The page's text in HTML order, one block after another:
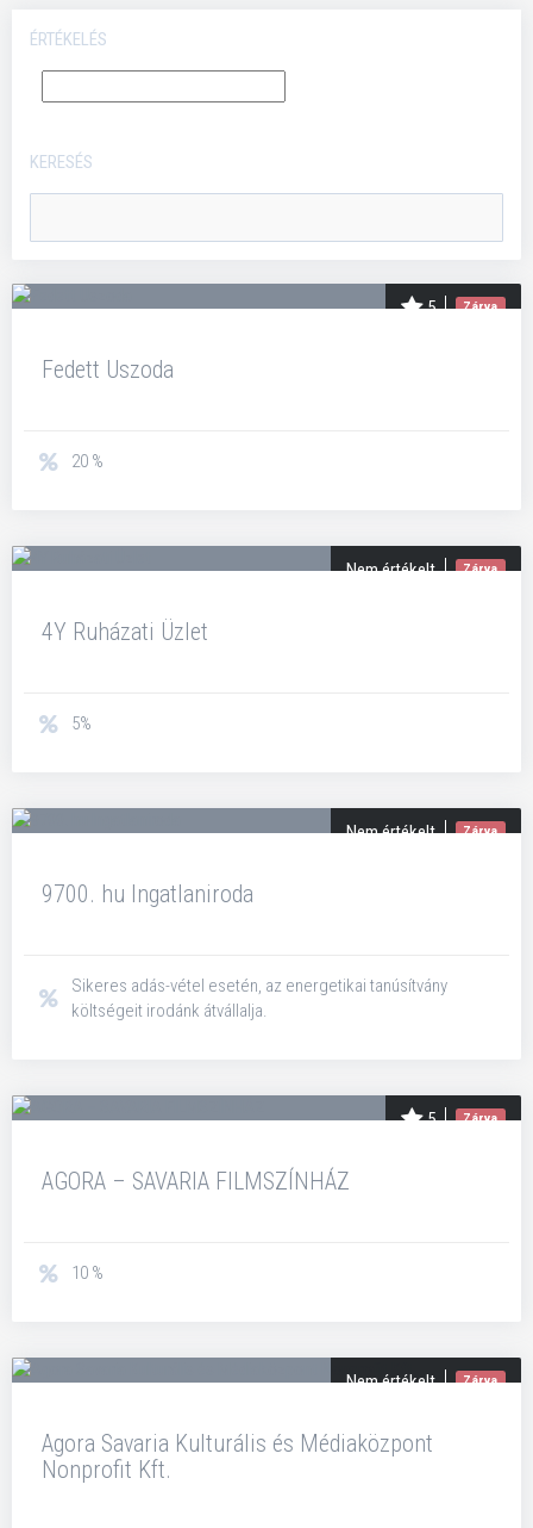
ÉRTÉKELÉS
KERESÉS
5 Zárva
Fedett Uszoda
20 %
Nem értékelt Zárva
4Y Ruházati Üzlet
5%
Nem értékelt Zárva
9700. hu Ingatlaniroda
Sikeres adás-vétel esetén, az energetikai tanúsítvány
költségeit irodánk átvállalja.
5 Zárva
AGORA – SAVARIA FILMSZÍNHÁZ
10 %
Nem értékelt Zárva
Agora Savaria Kulturális és Médiaközpont
Nonprofit Kft.